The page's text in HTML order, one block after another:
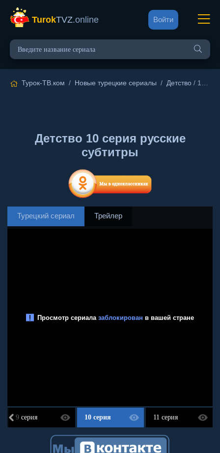
TurokTVZ.online Войти
Турок-ТВ.ком / Новые турецкие сериалы / Детство / 10 серия русские субтитры
Детство 10 серия русские
субтитры
Турецкий сериал Трейлер
9 серия 10 серия 11 серия